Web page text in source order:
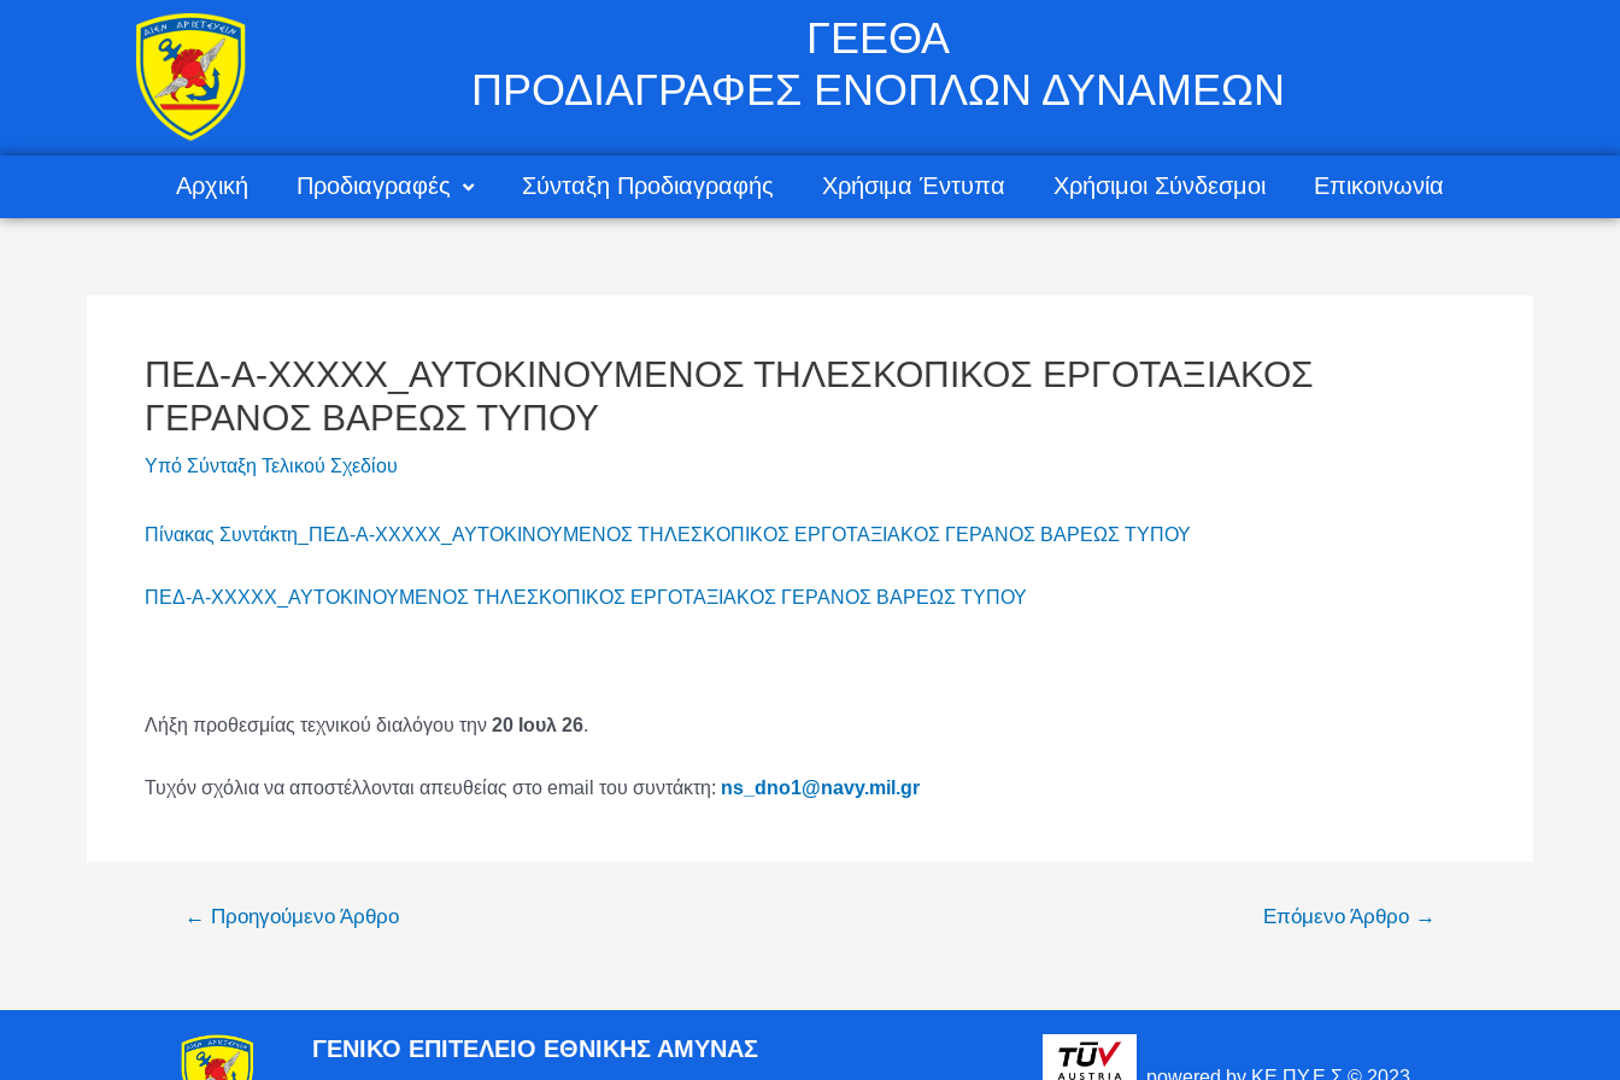
ΓΕΕΘΑ
ΠΡΟΔΙΑΓΡΑΦΕΣ ΕΝΟΠΛΩΝ ΔΥΝΑΜΕΩΝ
Αρχική Προδιαγραφές Σύνταξη Προδιαγραφής Χρήσιμα Έντυπα Χρήσιμοι Σύνδεσμοι Επικοινωνία
ΠΕΔ-Α-ΧΧΧΧΧ_ΑΥΤΟΚΙΝΟΥΜΕΝΟΣ ΤΗΛΕΣΚΟΠΙΚΟΣ EΡΓΟΤΑΞΙΑΚΟΣ
ΓΕΡΑΝΟΣ ΒΑΡΕΩΣ ΤΥΠΟΥ
Υπό Σύνταξη Τελικού Σχεδίου
Πίνακας Συντάκτη_ΠΕΔ-Α-ΧΧΧΧΧ_ΑΥΤΟΚΙΝΟΥΜΕΝΟΣ ΤΗΛΕΣΚΟΠΙΚΟΣ EΡΓΟΤΑΞΙΑΚΟΣ ΓΕΡΑΝΟΣ ΒΑΡΕΩΣ ΤΥΠΟΥ
ΠΕΔ-Α-ΧΧΧΧΧ_ΑΥΤΟΚΙΝΟΥΜΕΝΟΣ ΤΗΛΕΣΚΟΠΙΚΟΣ EΡΓΟΤΑΞΙΑΚΟΣ ΓΕΡΑΝΟΣ ΒΑΡΕΩΣ ΤΥΠΟΥ
Λήξη προθεσμίας τεχνικού διαλόγου την 20 Ιουλ 26.
Τυχόν σχόλια να αποστέλλονται απευθείας στο email του συντάκτη: ns_dno1@navy.mil.gr
← Προηγούμενο Άρθρο Επόμενο Άρθρο →
ΓΕΝΙΚΟ ΕΠΙΤΕΛΕΙΟ ΕΘΝΙΚΗΣ ΑΜΥΝΑΣ